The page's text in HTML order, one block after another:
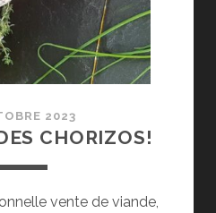
2023
CHORIZOS!
vente de viande,